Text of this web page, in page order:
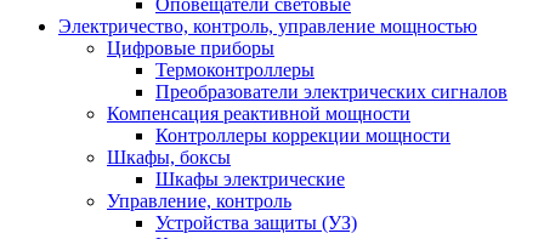
Электричество, контроль, управление мощностью
Цифровые приборы
Термоконтроллеры
Преобразователи электрических сигналов
Компенсация реактивной мощности
Контроллеры коррекции мощности
Шкафы, боксы
Шкафы электрические
Управление, контроль
Устройства защиты (УЗ)